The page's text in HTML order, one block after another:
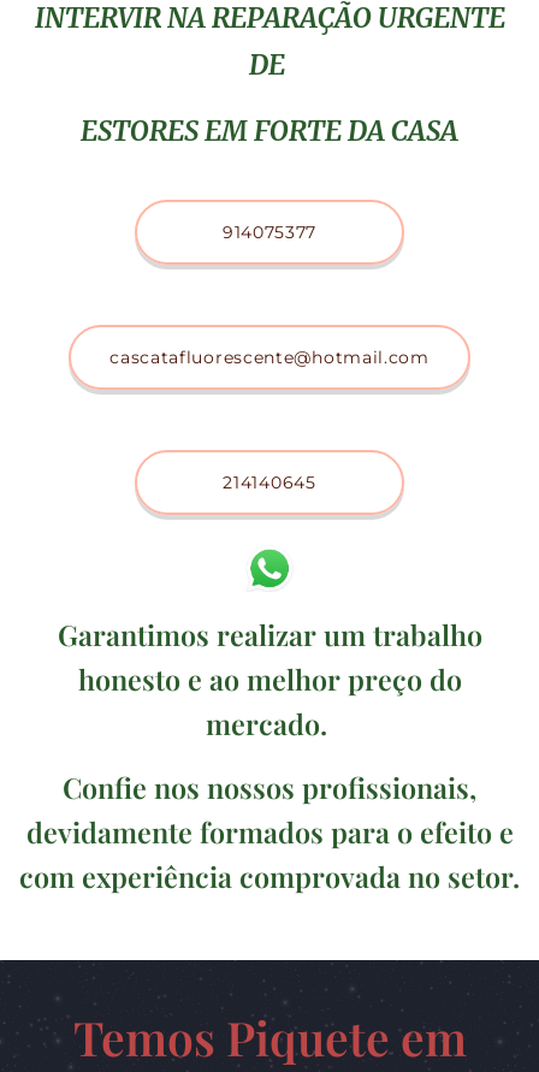
INTERVIR NA REPARAÇÃO URGENTE
DE
ESTORES EM FORTE DA CASA
914075377
cascatafluorescente@hotmail.com
214140645
Garantimos realizar um trabalho
honesto e ao melhor preço do
mercado.
Confie nos nossos profissionais,
devidamente formados para o efeito e
com experiência comprovada no setor.
Temos Piquete em